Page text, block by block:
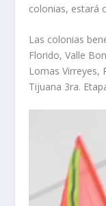
colonias, estará
Las colonias
Florido, Valle
Lomas Virreyes,
Tijuana 3ra.